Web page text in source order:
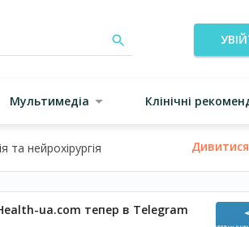
Мультимедіа Клінічні
та нейрохірургія Дивитися
ua.com тепер в Telegram